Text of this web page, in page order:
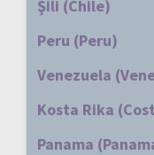
Şili (Chile)
Peru (Peru)
Venezuela
Kosta Rika
Panama